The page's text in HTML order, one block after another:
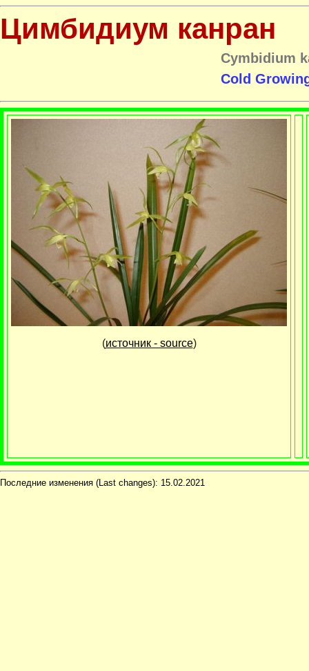
Цимбидиум канран
Cymbidium
Cold
(источник - source)
Последние изменения (Last changes): 15.02.2021